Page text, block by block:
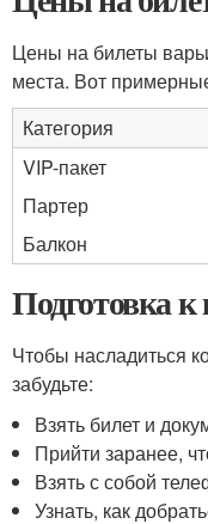
Цены на билеты
места. Вот
Категория
VIP-пакет
Партер
Балкон
Подготовка к
Чтобы насладиться
забудьте:
Взять билет и
Прийти заранее,
Взять с собой
Узнать, как